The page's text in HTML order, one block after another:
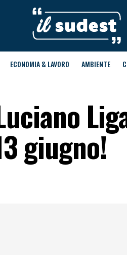
ECONOMIA & LAVORO AMBIENTE
giugno!